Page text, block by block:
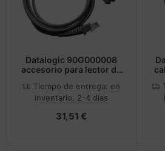
Datalogic 90G000008
accesorio para lector de
Tiempo de entrega: en
inventario, 2-4 dias
31,51 €